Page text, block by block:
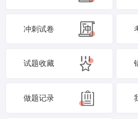
冲刺试卷
试题收藏
做题记录